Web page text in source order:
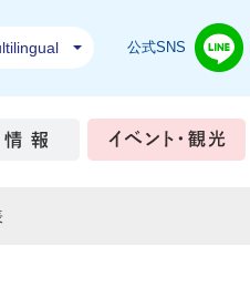
公式SNS
づくり 市政情報